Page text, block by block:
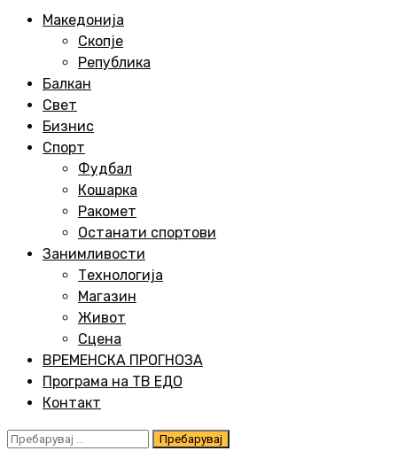
Македонија
Скопје
Република
Балкан
Свет
Бизнис
Спорт
Фудбал
Кошарка
Ракомет
Останати спортови
Занимливости
Технологија
Магазин
Живот
Сцена
ВРЕМЕНСКА ПРОГНОЗА
Програма на ТВ ЕДО
Контакт
Пребарувај